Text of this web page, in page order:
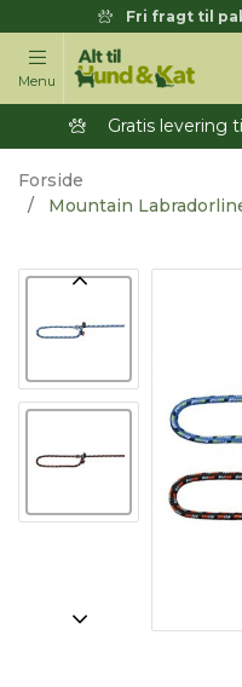
Fri fragt til
Menu
Gratis levering
Forside
Mountain